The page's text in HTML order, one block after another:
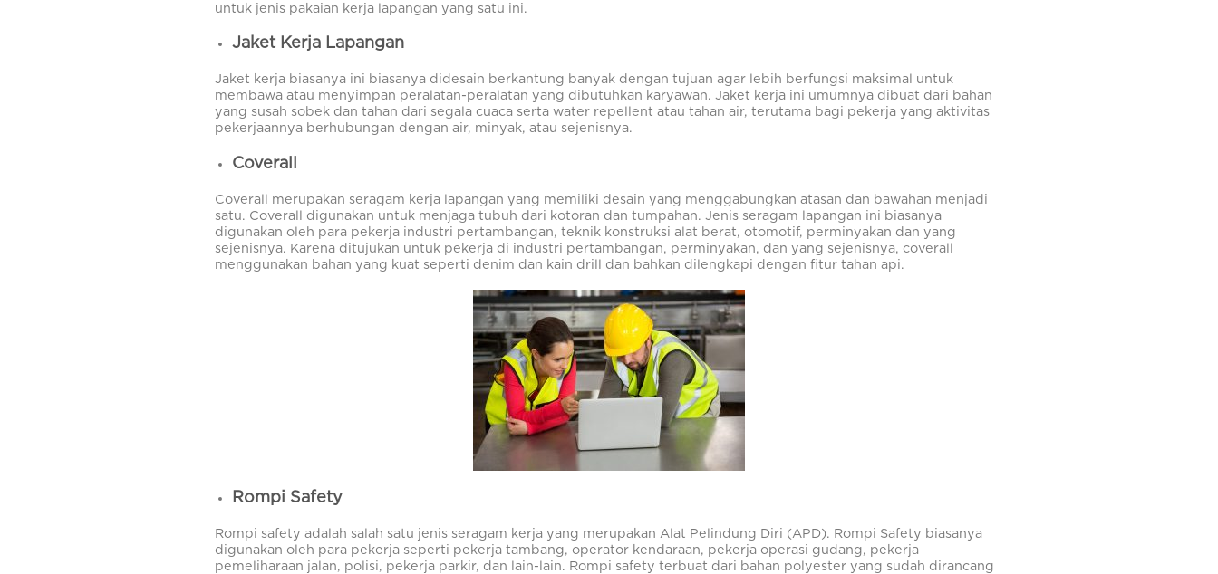
untuk jenis pakaian kerja lapangan yang satu ini.
Jaket Kerja Lapangan
Jaket kerja biasanya ini biasanya didesain berkantung banyak dengan tujuan agar lebih berfungsi maksimal untuk
membawa atau menyimpan peralatan-peralatan yang dibutuhkan karyawan. Jaket kerja ini umumnya dibuat dari bahan
yang susah sobek dan tahan dari segala cuaca serta water repellent atau tahan air, terutama bagi pekerja yang aktivitas
pekerjaannya berhubungan dengan air, minyak, atau sejenisnya.
Coverall
Coverall merupakan seragam kerja lapangan yang memiliki desain yang menggabungkan atasan dan bawahan menjadi
satu. Coverall digunakan untuk menjaga tubuh dari kotoran dan tumpahan. Jenis seragam lapangan ini biasanya
digunakan oleh para pekerja industri pertambangan, teknik konstruksi alat berat, otomotif, perminyakan dan yang
sejenisnya. Karena ditujukan untuk pekerja di industri pertambangan, perminyakan, dan yang sejenisnya, coverall
menggunakan bahan yang kuat seperti denim dan kain drill dan bahkan dilengkapi dengan fitur tahan api.
Rompi Safety
Rompi safety adalah salah satu jenis seragam kerja yang merupakan Alat Pelindung Diri (APD). Rompi Safety biasanya
digunakan oleh para pekerja seperti pekerja tambang, operator kendaraan, pekerja operasi gudang, pekerja
pemeliharaan jalan, polisi, pekerja parkir, dan lain-lain. Rompi safety terbuat dari bahan polyester yang sudah dirancang